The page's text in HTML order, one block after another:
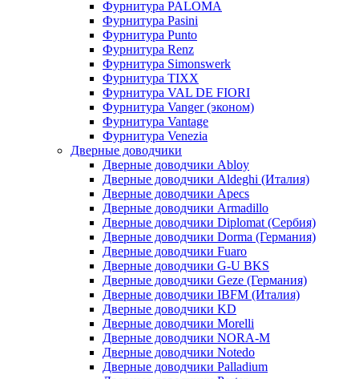
Фурнитура PALOMA
Фурнитура Pasini
Фурнитура Punto
Фурнитура Renz
Фурнитура Simonswerk
Фурнитура TIXX
Фурнитура VAL DE FIORI
Фурнитура Vanger (эконом)
Фурнитура Vantage
Фурнитура Venezia
Дверные доводчики
Дверные доводчики Abloy
Дверные доводчики Aldeghi (Италия)
Дверные доводчики Apecs
Дверные доводчики Armadillo
Дверные доводчики Diplomat (Сербия)
Дверные доводчики Dorma (Германия)
Дверные доводчики Fuaro
Дверные доводчики G-U BKS
Дверные доводчики Geze (Германия)
Дверные доводчики IBFM (Италия)
Дверные доводчики KD
Дверные доводчики Morelli
Дверные доводчики NORA-M
Дверные доводчики Notedo
Дверные доводчики Palladium